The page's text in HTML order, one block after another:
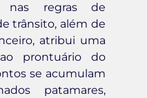
nas regras de
trânsito, além de
atribui uma
prontuário do
se acumulam
patamares,